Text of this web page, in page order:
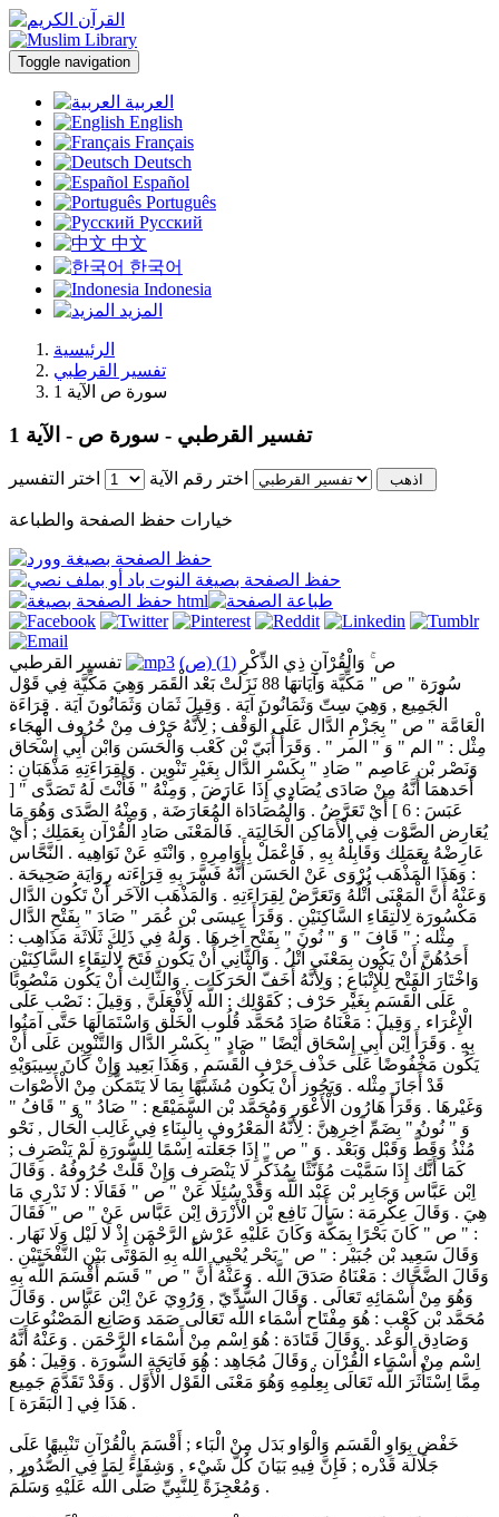
Toggle navigation
العربية
English
Français
Deutsch
Español
Português
Русский
中文
한국어
Indonesia
المزيد
الرئيسية
تفسير القرطبي
سورة ص الآية 1
تفسير القرطبي - سورة ص - الآية 1
اختر رقم الآية اختر التفسير
خيارات حفظ الصفحة والطباعة
ص ۚ وَالْقُرْآنِ ذِي الذِّكْرِ (1) (ص)
تفسير القرطبي
سُورَة " ص " مَكِّيَّة وَآيَاتهَا 88 نَزَلَتْ بَعْد الْقَمَر وَهِيَ مَكِّيَّة فِي قَوْل
الْجَمِيع , وَهِيَ سِتّ وَثَمَانُونَ آيَة . وَقِيلَ ثَمَان وَثَمَانُونَ آيَة . قِرَاءَة
الْعَامَّة " ص " بِجَزْمِ الدَّال عَلَى الْوَقْف ; لِأَنَّهُ حَرْف مِنْ حُرُوف الْهِجَاء
مِثْل : " الم " وَ " المر " . وَقَرَأَ أُبَيّ بْن كَعْب وَالْحَسَن وَابْن أَبِي إِسْحَاق
وَنَصْر بْن عَاصِم " صَادِ " بِكَسْرِ الدَّال بِغَيْرِ تَنْوِين . وَلِقِرَاءَتِهِ مَذْهَبَانِ :
أَحَدهمَا أَنَّهُ مِنْ صَادَى يُصَادِي إِذَا عَارَضَ , وَمِنْهُ " فَأَنْتَ لَهُ تَصَدَّى " [
عَبَسَ : 6 ] أَيْ تَعَرَّضُ . وَالْمُصَادَاة الْمُعَارَضَة , وَمِنْهُ الصَّدَى وَهُوَ مَا
يُعَارِض الصَّوْت فِي الْأَمَاكِن الْخَالِيَة . فَالْمَعْنَى صَادِ الْقُرْآن بِعَمَلِك ; أَيْ
عَارِضْهُ بِعَمَلِك وَقَابِلْهُ بِهِ , فَاعْمَلْ بِأَوَامِرِهِ , وَانْتَهِ عَنْ نَوَاهِيه . النَّحَّاس
: وَهَذَا الْمَذْهَب يُرْوَى عَنْ الْحَسَن أَنَّهُ فَسَّرَ بِهِ قِرَاءَته رِوَايَة صَحِيحَة .
وَعَنْهُ أَنَّ الْمَعْنَى اُتْلُهُ وَتَعَرَّضْ لِقِرَاءَتِهِ . وَالْمَذْهَب الْآخَر أَنْ تَكُون الدَّال
مَكْسُورَة لِالْتِقَاءِ السَّاكِنَيْنِ . وَقَرَأَ عِيسَى بْن عُمَر " صَادَ " بِفَتْحِ الدَّال
مِثْله : " قَافَ " وَ " نُونَ " بِفَتْحِ آخِرهَا . وَلَهُ فِي ذَلِكَ ثَلَاثَة مَذَاهِب :
أَحَدُهُنَّ أَنْ يَكُون بِمَعْنَى اُتْلُ . وَالثَّانِي أَنْ يَكُون فَتَحَ لِالْتِقَاءِ السَّاكِنَيْنِ
وَاخْتَارَ الْفَتْح لِلْإِتْبَاعِ ; وَلِأَنَّهُ أَخَفّ الْحَرَكَات . وَالثَّالِث أَنْ يَكُون مَنْصُوبًا
عَلَى الْقَسَم بِغَيْرِ حَرْف ; كَقَوْلِك : اللَّه لَأَفْعَلَنَّ , وَقِيلَ : نَصْب عَلَى
الْإِغْرَاء . وَقِيلَ : مَعْنَاهُ صَادَ مُحَمَّد قُلُوب الْخَلْق وَاسْتَمَالَهَا حَتَّى آمَنُوا
بِهِ . وَقَرَأَ اِبْن أَبِي إِسْحَاق أَيْضًا " صَادٍ " بِكَسْرِ الدَّال وَالتَّنْوِين عَلَى أَنْ
يَكُون مَخْفُوضًا عَلَى حَذْف حَرْف الْقَسَم , وَهَذَا بَعِيد وَإِنْ كَانَ سِيبَوَيْهِ
قَدْ أَجَازَ مِثْله . وَيَجُوز أَنْ يَكُون مُشَبَّهًا بِمَا لَا يَتَمَكَّن مِنْ الْأَصْوَات
وَغَيْرهَا . وَقَرَأَ هَارُون الْأَعْوَر وَمُحَمَّد بْن السَّمَيْقَع : " صَادُ " وَ " قَافُ "
وَ " نُونُ " بِضَمِّ آخِرِهِنَّ : لِأَنَّهُ الْمَعْرُوف بِالْبِنَاءِ فِي غَالِب الْحَال , نَحْو
مُنْذُ وَقَطُّ وَقَبْل وَبَعْد . وَ " ص " إِذَا جَعَلْته اِسْمًا لِلسُّورَةِ لَمْ يَنْصَرِف ;
كَمَا أَنَّك إِذَا سَمَّيْت مُؤَنَّثًا بِمُذَكِّرٍ لَا يَنْصَرِف وَإِنْ قَلَّتْ حُرُوفُهُ . وَقَالَ
اِبْن عَبَّاس وَجَابِر بْن عَبْد اللَّه وَقَدْ سُئِلَا عَنْ " ص " فَقَالَا : لَا نَدْرِي مَا
هِيَ . وَقَالَ عِكْرِمَة : سَأَلَ نَافِع بْن الْأَزْرَق اِبْن عَبَّاس عَنْ " ص " فَقَالَ
: " ص " كَانَ بَحْرًا بِمَكَّة وَكَانَ عَلَيْهِ عَرْش الرَّحْمَن إِذْ لَا لَيْل وَلَا نَهَار .
وَقَالَ سَعِيد بْن جُبَيْر : " ص " بَحْر يُحْيِي اللَّه بِهِ الْمَوْتَى بَيْن النَّفْخَتَيْنِ .
وَقَالَ الضَّحَّاك : مَعْنَاهُ صَدَقَ اللَّه . وَعَنْهُ أَنَّ " ص " قَسَم أَقْسَمَ اللَّه بِهِ
وَهُوَ مِنْ أَسْمَائِهِ تَعَالَى . وَقَالَ السُّدِّيّ , وَرُوِيَ عَنْ اِبْن عَبَّاس . وَقَالَ
مُحَمَّد بْن كَعْب : هُوَ مِفْتَاح أَسْمَاء اللَّه تَعَالَى صَمَد وَصَانِع الْمَصْنُوعَات
وَصَادِق الْوَعْد . وَقَالَ قَتَادَة : هُوَ اِسْم مِنْ أَسْمَاء الرَّحْمَن . وَعَنْهُ أَنَّهُ
اِسْم مِنْ أَسْمَاء الْقُرْآن . وَقَالَ مُجَاهِد : هُوَ فَاتِحَة السُّورَة . وَقِيلَ : هُوَ
مِمَّا اِسْتَأْثَرَ اللَّه تَعَالَى بِعِلْمِهِ وَهُوَ مَعْنَى الْقَوْل الْأَوَّل . وَقَدْ تَقَدَّمَ جَمِيع
هَذَا فِي [ الْبَقَرَة ] .
خَفْض بِوَاوِ الْقَسَم وَالْوَاو بَدَل مِنْ الْبَاء ; أَقْسَمَ بِالْقُرْآنِ تَنْبِيهًا عَلَى
جَلَالَة قَدْره ; فَإِنَّ فِيهِ بَيَانَ كُلّ شَيْء , وَشِفَاءً لِمَا فِي الصُّدُور ,
وَمُعْجِزَةً لِلنَّبِيِّ صَلَّى اللَّه عَلَيْهِ وَسَلَّمَ .